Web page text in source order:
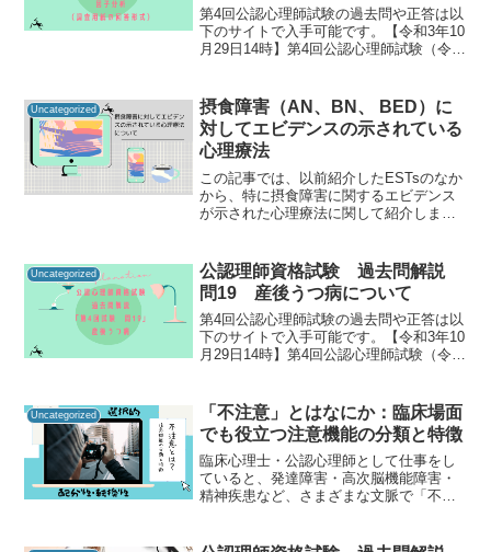
第4回公認心理師試験の過去問や正答は以
下のサイトで入手可能です。【令和3年10
月29日14時】第4回公認心理師試験（令和
ンター 公認心理試験公認心理師資格試験
の過去...
Uncategorized
摂食障害（AN、BN、 BED）に
対してエビデンスの示されている
心理療法
この記事では、以前紹介したESTsのなか
から、特に摂食障害に関するエビデンス
が示された心理療法に関して紹介しま
は、摂食障害 神経性やせ症（Anorexia
ner...
Uncategorized
公認理師資格試験 過去問解説
問19 産後うつ病について
第4回公認心理師試験の過去問や正答は以
下のサイトで入手可能です。【令和3年10
月29日14時】第4回公認心理師試験（令和
ンター 公認心理試験公認心理師資格試験
の過去...
Uncategorized
「不注意」とはなにか：臨床場面
でも役立つ注意機能の分類と特徴
臨床心理士・公認心理師として仕事をし
ていると、発達障害・高次脳機能障害・
精神疾患など、さまざまな文脈で「不注
は、心理臨床現場でも押さえておく必要